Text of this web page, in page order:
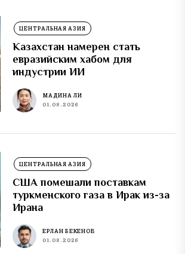
ЦЕНТРАЛЬНАЯ АЗИЯ
Казахстан намерен стать
евразийским хабом для
индустрии ИИ
МАДИНА ЛИ
01.08.2026
ЦЕНТРАЛЬНАЯ АЗИЯ
США помешали поставкам
туркменского газа в Ирак из-за
Ирана
ЕРЛАН БЕКЕНОВ
01.08.2026